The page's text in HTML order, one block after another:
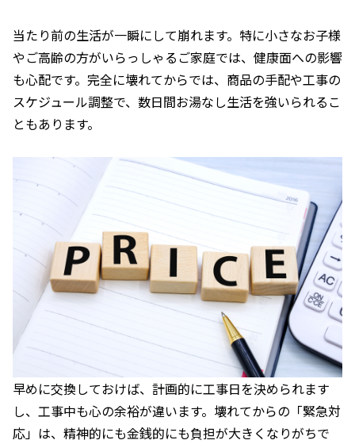
当たり前の生活が一瞬にして崩れます。特に小さなお子様
やご高齢の方がいらっしゃるご家庭では、健康面への影響
も心配です。完全に壊れてからでは、商品の手配や工事の
スケジュール調整で、数日間お湯なし生活を強いられるこ
ともあります。
早めに交換しておけば、計画的に工事日を決められます
し、工事中も心の余裕が違います。壊れてからの「緊急対
応」は、精神的にも金銭的にも負担が大きくなりがちで